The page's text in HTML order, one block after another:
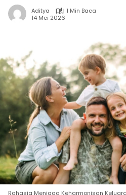
Aditya
1 Min Baca
14 Mei 2026
Rahasia Menjaga Keharmonisan